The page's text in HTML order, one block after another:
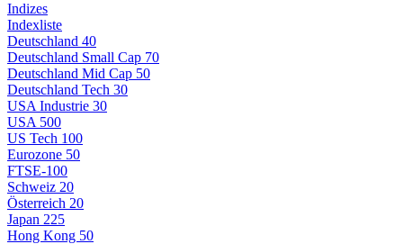
Indizes
Indexliste
Deutschland 40
Deutschland Small Cap 70
Deutschland Mid Cap 50
Deutschland Tech 30
USA Industrie 30
USA 500
US Tech 100
Eurozone 50
FTSE-100
Schweiz 20
Österreich 20
Japan 225
Hong Kong 50